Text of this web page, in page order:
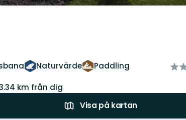
Naturvärde Paddling
av
km från dig
Visa på kartan